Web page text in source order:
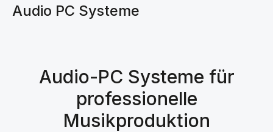
Audio PC Systeme
Audio-PC Systeme für
professionelle
Musikproduktion